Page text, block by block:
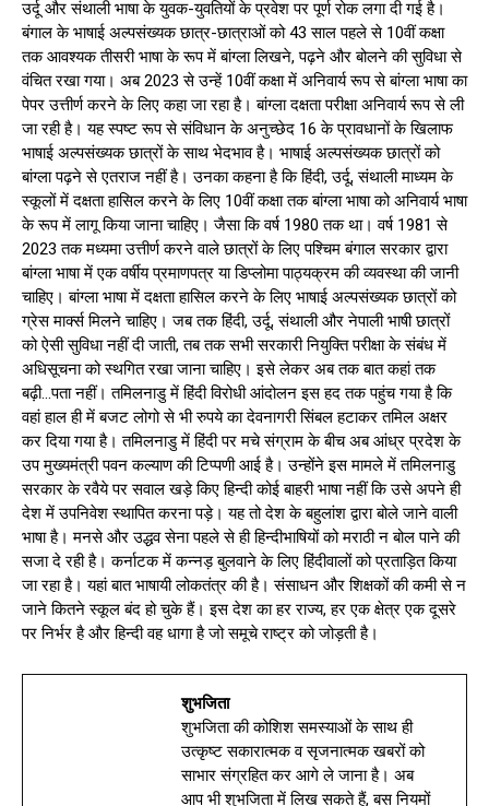
उर्दू और संथाली भाषा के युवक-युवतियों के प्रवेश पर पूर्ण रोक लगा दी गई है।
बंगाल के भाषाई अल्पसंख्यक छात्र-छात्राओं को 43 साल पहले से 10वीं कक्षा
तक आवश्यक तीसरी भाषा के रूप में बांग्ला लिखने, पढ़ने और बोलने की सुविधा से
वंचित रखा गया। अब 2023 से उन्हें 10वीं कक्षा में अनिवार्य रूप से बांग्ला भाषा का
पेपर उत्तीर्ण करने के लिए कहा जा रहा है। बांग्ला दक्षता परीक्षा अनिवार्य रूप से ली
जा रही है। यह स्पष्ट रूप से संविधान के अनुच्छेद 16 के प्रावधानों के खिलाफ
भाषाई अल्पसंख्यक छात्रों के साथ भेदभाव है। भाषाई अल्पसंख्यक छात्रों को
बांग्ला पढ़ने से एतराज नहीं है। उनका कहना है कि हिंदी, उर्दू, संथाली माध्यम के
स्कूलों में दक्षता हासिल करने के लिए 10वीं कक्षा तक बांग्ला भाषा को अनिवार्य भाषा
के रूप में लागू किया जाना चाहिए। जैसा कि वर्ष 1980 तक था। वर्ष 1981 से
2023 तक मध्यमा उत्तीर्ण करने वाले छात्रों के लिए पश्चिम बंगाल सरकार द्वारा
बांग्ला भाषा में एक वर्षीय प्रमाणपत्र या डिप्लोमा पाठ्यक्रम की व्यवस्था की जानी
चाहिए। बांग्ला भाषा में दक्षता हासिल करने के लिए भाषाई अल्पसंख्यक छात्रों को
ग्रेस मार्क्स मिलने चाहिए। जब तक हिंदी, उर्दू, संथाली और नेपाली भाषी छात्रों
को ऐसी सुविधा नहीं दी जाती, तब तक सभी सरकारी नियुक्ति परीक्षा के संबंध में
अधिसूचना को स्थगित रखा जाना चाहिए। इसे लेकर अब तक बात कहां तक
बढ़ी…पता नहीं। तमिलनाडु में हिंदी विरोधी आंदोलन इस हद तक पहुंच गया है कि
वहां हाल ही में बजट लोगो से भी रुपये का देवनागरी सिंबल हटाकर तमिल अक्षर
कर दिया गया है। तमिलनाडु में हिंदी पर मचे संग्राम के बीच अब आंध्र प्रदेश के
उप मुख्यमंत्री पवन कल्याण की टिप्पणी आई है। उन्होंने इस मामले में तमिलनाडु
सरकार के रवैये पर सवाल खड़े किए हिन्दी कोई बाहरी भाषा नहीं कि उसे अपने ही
देश में उपनिवेश स्थापित करना पड़े। यह तो देश के बहुलांश द्वारा बोले जाने वाली
भाषा है। मनसे और उद्धव सेना पहले से ही हिन्दीभाषियों को मराठी न बोल पाने की
सजा दे रही है। कर्नाटक में कन्नड़ बुलवाने के लिए हिंदीवालों को प्रताड़ित किया
जा रहा है। यहां बात भाषायी लोकतंत्र की है। संसाधन और शिक्षकों की कमी से न
जाने कितने स्कूल बंद हो चुके हैं। इस देश का हर राज्य, हर एक क्षेत्र एक दूसरे
पर निर्भर है और हिन्दी वह धागा है जो समूचे राष्ट्र को जोड़ती है।
शुभजिता
शुभजिता की कोशिश समस्याओं के साथ ही
उत्कृष्ट सकारात्मक व सृजनात्मक खबरों को
साभार संग्रहित कर आगे ले जाना है। अब
आप भी शुभजिता में लिख सकते हैं, बस नियमों